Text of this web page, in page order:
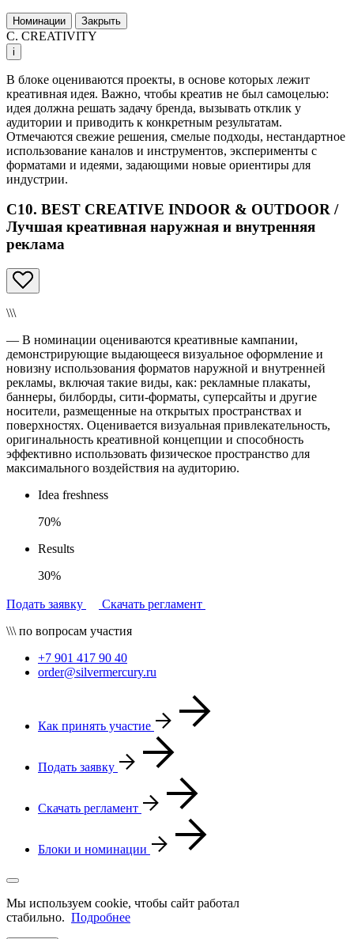
Номинации Закрыть
C. CREATIVITY
i
В блоке оцениваются проекты, в основе которых лежит
креативная идея. Важно, чтобы креатив не был самоцелью:
идея должна решать задачу бренда, вызывать отклик у
аудитории и приводить к конкретным результатам.
Отмечаются свежие решения, смелые подходы, нестандартное
использование каналов и инструментов, эксперименты с
форматами и идеями, задающими новые ориентиры для
индустрии.
C10. BEST CREATIVE INDOOR & OUTDOOR /
Лучшая креативная наружная и внутренняя
реклама
\\\
— В номинации оцениваются креативные кампании,
демонстрирующие выдающееся визуальное оформление и
новизну использования форматов наружной и внутренней
рекламы, включая такие виды, как: рекламные плакаты,
баннеры, билборды, сити-форматы, суперсайты и другие
носители, размещенные на открытых пространствах и
поверхностях. Оценивается визуальная привлекательность,
оригинальность креативной концепции и способность
эффективно использовать физическое пространство для
максимального воздействия на аудиторию.
Idea freshness
70%
Results
30%
Подать заявку
Скачать регламент
\\\ по вопросам участия
+7 901 417 90 40
order@silvermercury.ru
Как принять участие
Подать заявку
Скачать регламент
Блоки и номинации
Мы используем cookie, чтобы сайт работал
стабильно. Подробнее